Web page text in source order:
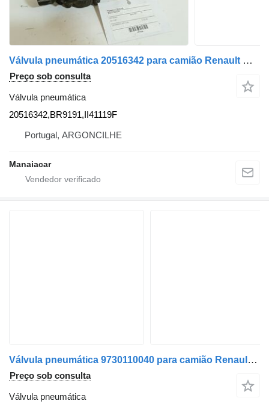
Válvula pneumática 20516342 para camião Renault Magnum 2
Preço sob consulta
Válvula pneumática
20516342,BR9191,II41119F
Portugal, ARGONCILHE
Manaiacar
Válvula pneumática 9730110040 para camião Renault Magnum 2
Preço sob consulta
Válvula pneumática